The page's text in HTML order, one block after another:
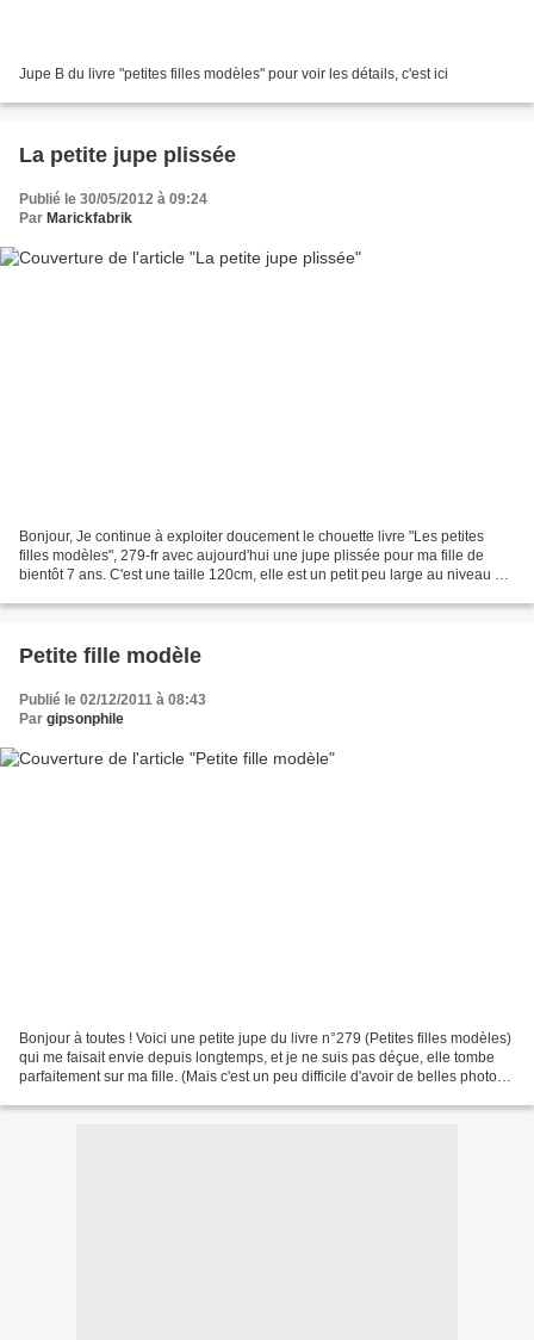
Jupe B du livre "petites filles modèles" pour voir les détails, c'est ici
La petite jupe plissée
Publié le 30/05/2012 à 09:24
Par Marickfabrik
Bonjour, Je continue à exploiter doucement le chouette livre "Les petites
filles modèles", 279-fr avec aujourd'hui une jupe plissée pour ma fille de
bientôt 7 ans. C'est une taille 120cm, elle est un petit peu large au niveau de
Petite fille modèle
Publié le 02/12/2011 à 08:43
Par gipsonphile
Bonjour à toutes ! Voici une petite jupe du livre n°279 (Petites filles modèles)
qui me faisait envie depuis longtemps, et je ne suis pas déçue, elle tombe
parfaitement sur ma fille. (Mais c'est un peu difficile d'avoir de belles photos